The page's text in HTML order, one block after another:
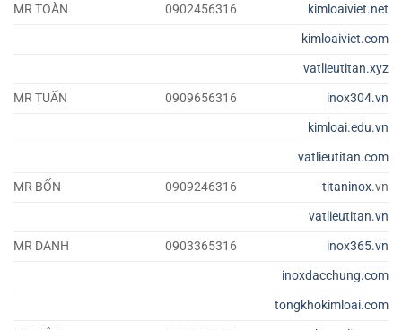
MR TOÀN 0902456316
kimloaiviet.net
kimloaiviet.com
vatlieutitan.xyz
MR TUẤN
0909656316
inox304.vn
kimloai.edu.vn
vatlieutitan.com
MR BỐN
0909246316 titaninox.vn
vatlieutitan.vn
MR DANH
0903365316
inox365.vn
inoxdacchung.com
tongkhokimloai.com